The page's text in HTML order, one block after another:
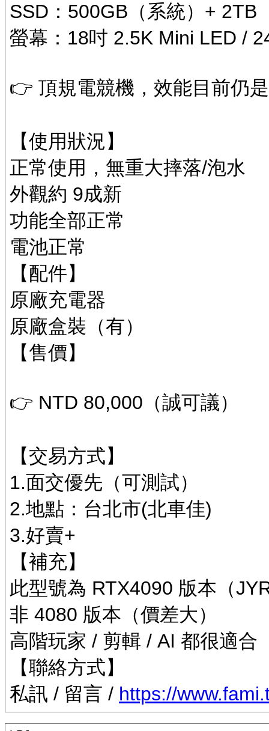
SSD：500GB（系統）+ 2TB
螢幕：18吋 2.5K Mini LED /
👉 頂規電競機，效能目前仍
【使用狀況】
正常使用，無重大摔落/泡水
外觀約 9成新
功能全部正常
電池正常
【配件】
原廠充電器
原廠盒裝（有）
【售價】
👉 NTD 80,000（誠可議）
【交易方式】
1.面交優先（可測試）
2.地點：台北市(北車佳)
3.好賣+
【補充】
此型號為 RTX4090 版本（
非 4080 版本（價差大）
高階玩家 / 剪輯 / AI 都很適合
【聯絡方式】
私訊 / 留言 / https://